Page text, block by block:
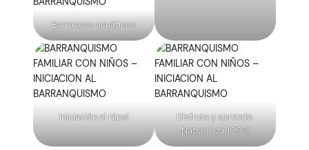
Barrancos acuáticos
Iniciación al rápel
Disfruta y aprende.
Naturaleza 100%